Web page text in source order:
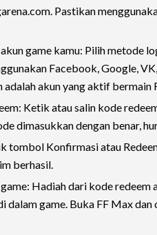
Pastikan
game kamu: Pilih metode
Facebook, Google,
adalah akun yang aktif bermain
Ketik atau salin kode
dimasukkan dengan benar,
tombol Konfirmasi atau
berhasil.
Hadiah dari kode redeem
dalam game. Buka FF Max